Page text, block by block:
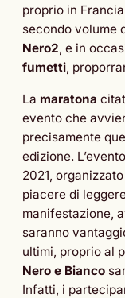
proprio in
secondo volume
Nero2, e in
fumetti,
La maratona
evento che
precisamente
edizione.
2021,
piacere di
manifestazione,
saranno
ultimi, proprio al
Nero e Bianco
Infatti, i